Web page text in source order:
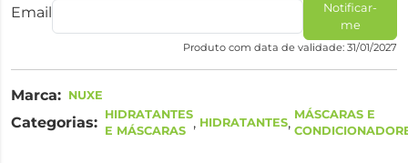
Email
Notificar-
me
Produto com data de validade: 31/01/2027
Marca: NUXE
Categorias: HIDRATANTES
E MÁSCARAS , HIDRATANTES, MÁSCARAS E